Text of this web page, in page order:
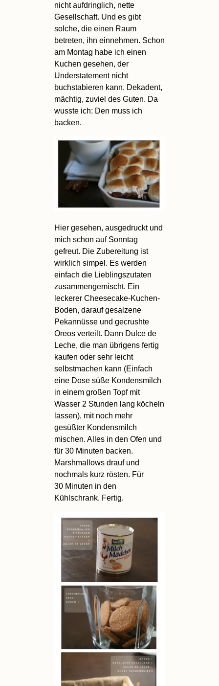
nicht aufdringlich, nette
Gesellschaft. Und es gibt
solche, die einen Raum
betreten, ihn einnehmen. Schon
am Montag habe ich einen
Kuchen gesehen, der
Understatement nicht
buchstabieren kann. Dekadent,
mächtig, zuviel des Guten. Da
wusste ich: Den muss ich
backen.
Hier gesehen, ausgedruckt und
mich schon auf Sonntag
gefreut. Die Zubereitung ist
wirklich simpel. Es werden
einfach die Lieblingszutaten
zusammengemischt. Ein
leckerer Cheesecake-Kuchen-
Boden, darauf gesalzene
Pekannüsse und gecrushte
Oreos verteilt. Dann Dulce de
Leche, die man übrigens fertig
kaufen oder sehr leicht
selbstmachen kann (Einfach
eine Dose süße Kondensmilch
in einem großen Topf mit
Wasser 2 Stunden lang köcheln
lassen), mit noch mehr
gesüßter Kondensmilch
mischen. Alles in den Ofen und
für 30 Minuten backen.
Marshmallows drauf und
nochmals kurz rösten. Für
30 Minuten in den
Kühlschrank. Fertig.